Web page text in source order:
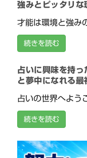
強みとピッタリな
才能は環境と強み
続きを読む
占いに興味を持っ
と夢中になれる最
占いの世界へよう
続きを読む